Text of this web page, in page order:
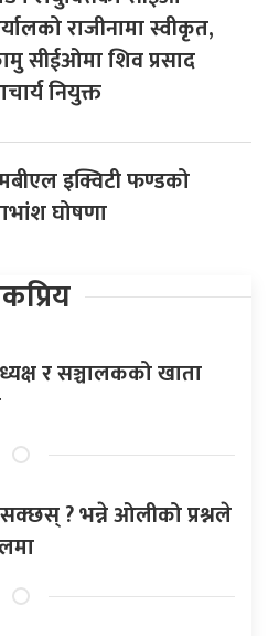
राजीनामा स्वीकृत,
सीईओमा शिव प्रसाद
नियुक्त
इक्विटी फण्डको
घोषणा
र सञ्चालकको खाता
सक्छस् ? भन्ने ओलीको प्रश्नले